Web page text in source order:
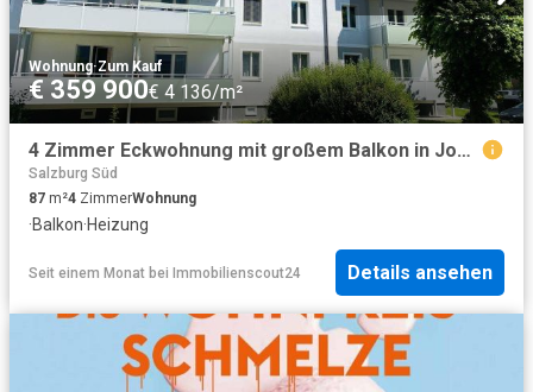
Wohnung·Zum Kauf
€ 359 900€ 4 136/m²
4 Zimmer Eckwohnung mit großem Balkon in Josefiau
Salzburg Süd
87 m²4 ZimmerWohnung
·Balkon·Heizung
Seit einem Monat bei Immobilienscout24 Details ansehen